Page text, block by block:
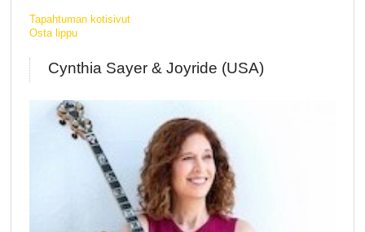
Tapahtuman kotisivut
Osta lippu
Cynthia Sayer & Joyride (USA)